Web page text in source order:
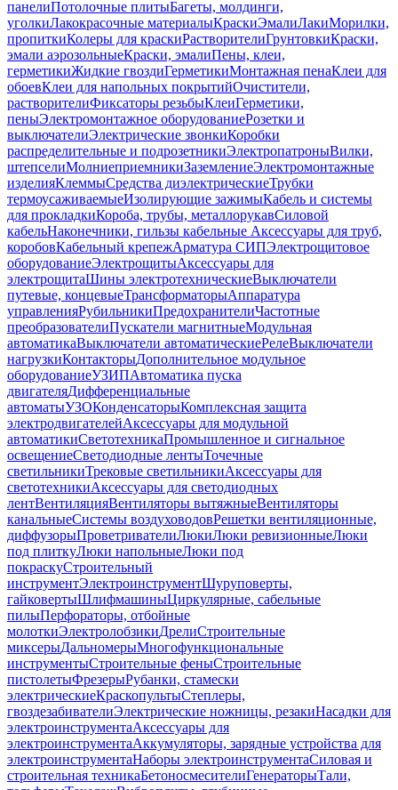
панелиПотолочные плитыБагеты, молдинги,
уголкиЛакокрасочные материалыКраскиЭмалиЛакиМорилки,
пропиткиКолеры для краскиРастворителиГрунтовкиКраски,
эмали аэрозольныеКраски, эмалиПены, клеи,
герметикиЖидкие гвоздиГерметикиМонтажная пенаКлеи для
обоевКлеи для напольных покрытийОчистители,
растворителиФиксаторы резьбыКлеиГерметики,
пеныЭлектромонтажное оборудованиеРозетки и
выключателиЭлектрические звонкиКоробки
распределительные и подрозетникиЭлектропатроныВилки,
штепселиМолниеприемникиЗаземлениеЭлектромонтажные
изделияКлеммыСредства диэлектрическиеТрубки
термоусаживаемыеИзолирующие зажимыКабель и системы
для прокладкиКороба, трубы, металлорукавСиловой
кабельНаконечники, гильзы кабельные Аксессуары для труб,
коробовКабельный крепежАрматура СИПЭлектрощитовое
оборудованиеЭлектрощитыАксессуары для
электрощитаШины электротехническиеВыключатели
путевые, концевыеТрансформаторыАппаратура
управленияРубильникиПредохранителиЧастотные
преобразователиПускатели магнитныеМодульная
автоматикаВыключатели автоматическиеРелеВыключатели
нагрузкиКонтакторыДополнительное модульное
оборудованиеУЗИПАвтоматика пуска
двигателяДифференциальные
автоматыУЗОКонденсаторыКомплексная защита
электродвигателейАксессуары для модульной
автоматикиСветотехникаПромышленное и сигнальное
освещениеСветодиодные лентыТочечные
светильникиТрековые светильникиАксессуары для
светотехникиАксессуары для светодиодных
лентВентиляцияВентиляторы вытяжныеВентиляторы
канальныеСистемы воздуховодовРешетки вентиляционные,
диффузорыПроветривателиЛюкиЛюки ревизионныеЛюки
под плиткуЛюки напольныеЛюки под
покраскуСтроительный
инструментЭлектроинструментШуруповерты,
гайковертыШлифмашиныЦиркулярные, сабельные
пилыПерфораторы, отбойные
молоткиЭлектролобзикиДрелиСтроительные
миксерыДальномерыМногофункциональные
инструментыСтроительные феныСтроительные
пистолетыФрезерыРубанки, стамески
электрическиеКраскопультыСтеплеры,
гвоздезабивателиЭлектрические ножницы, резакиНасадки для
электроинструментаАксессуары для
электроинструментаАккумуляторы, зарядные устройства для
электроинструментаНаборы электроинструментаСиловая и
строительная техникаБетоносмесителиГенераторыТали,